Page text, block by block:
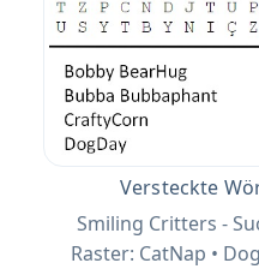
Versteckte
Smiling Critters -
Raster: CatNap •